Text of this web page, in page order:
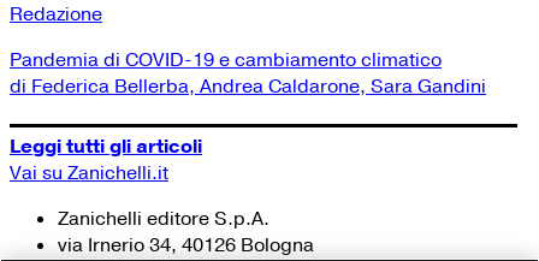
Redazione
Pandemia di COVID-19 e cambiamento climatico
di Federica Bellerba, Andrea Caldarone, Sara Gandini
Leggi tutti gli articoli
Vai su Zanichelli.it
Zanichelli editore S.p.A.
via Irnerio 34, 40126 Bologna